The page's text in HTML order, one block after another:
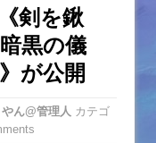
剣を鍬
黒の儀
が公開
ん@管理人 カテゴ